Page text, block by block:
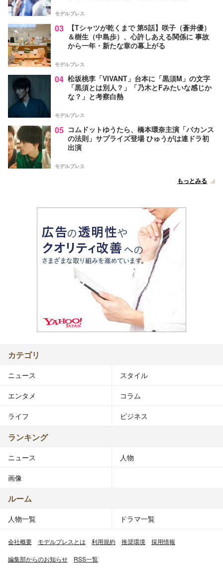
モデルプレス
03
【Tシャツが乾くまで 第5話】咲子（蒼井優）
＆樹生（中島歩）、心許しあえる関係に 事故
から一年・新たな章の幕上がる
モデルプレス
04 松坂桃李「VIVANT」台本に「黒須M」の文字
「黒須とは別人？」「乃木とFみたいな感じか
な？」と考察白熱
モデルプレス
05 コムドットゆうたら、橋本環奈主演「バカンス
の法則」サプライズ登場 ひゅうがは連ドラ初
出演
モデルプレス
もっとみる
カテゴリ
ニュース スタイル
エンタメ コラム
ライフ ビジネス
ランキング
ニュース 人物
画像
ルーム
人物一覧 ドラマ一覧
会社概要 モデルプレスとは 利用規約 推奨環境 採用情報
編集部からのお知らせ RSS一覧